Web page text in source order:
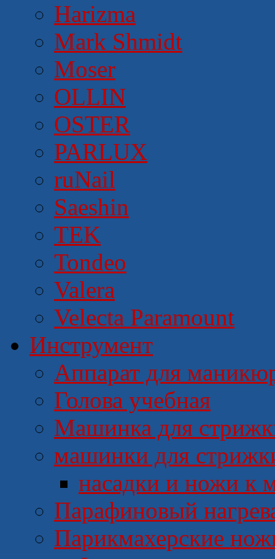
Harizma
Mark Shmidt
Moser
OLLIN
OSTER
PARLUX
ruNail
Saeshin
TEK
Tondeo
Valera
Velecta Paramount
Инструмент
Аппарат для
Голова учебная
Машинка для
машинки для
насадки и ножи к
Парафиновый
Парикмахерские